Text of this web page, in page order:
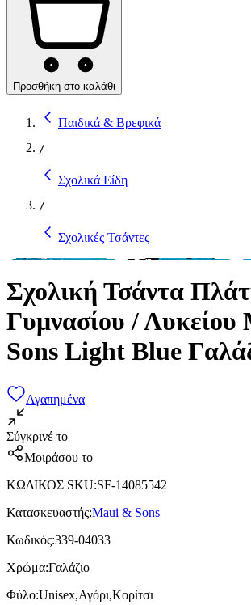
Προσθήκη στο καλάθι
Παιδικά & Βρεφικά
/
Σχολικά Είδη
/
Σχολικές Τσάντες
Σχολική Τσάντα
Γυμνασίου /
Sons Light Blue
Αγαπημένα
Σύγκρινέ το
Μοιράσου το
ΚΩΔΙΚΟΣ SKU:SF-14085542
Κατασκευαστής:Maui & Sons
Κωδικός:339-04033
Χρώμα:Γαλάζιο
Φύλο:Unisex,Αγόρι,Κορίτσι